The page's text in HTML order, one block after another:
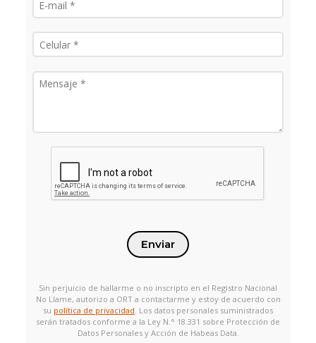
Enviar
Sin perjuicio de hallarme o no inscripto en el Registro Nacional
No Llame, autorizo a ORT a contactarme y estoy de acuerdo con
su política de privacidad . Los datos personales suministrados
serán tratados conforme a la Ley N.° 18.331 sobre Protección de
Datos Personales y Acción de Habeas Data.